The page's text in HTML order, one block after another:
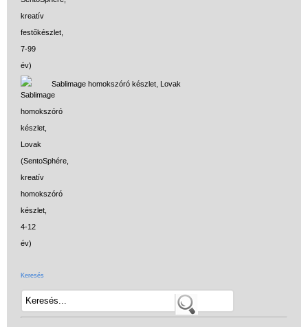
Sablimage homokszóró készlet, Lovak
Keresés